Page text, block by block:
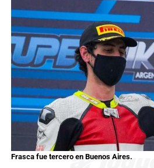
Frasca fue tercero en Buenos Aires.